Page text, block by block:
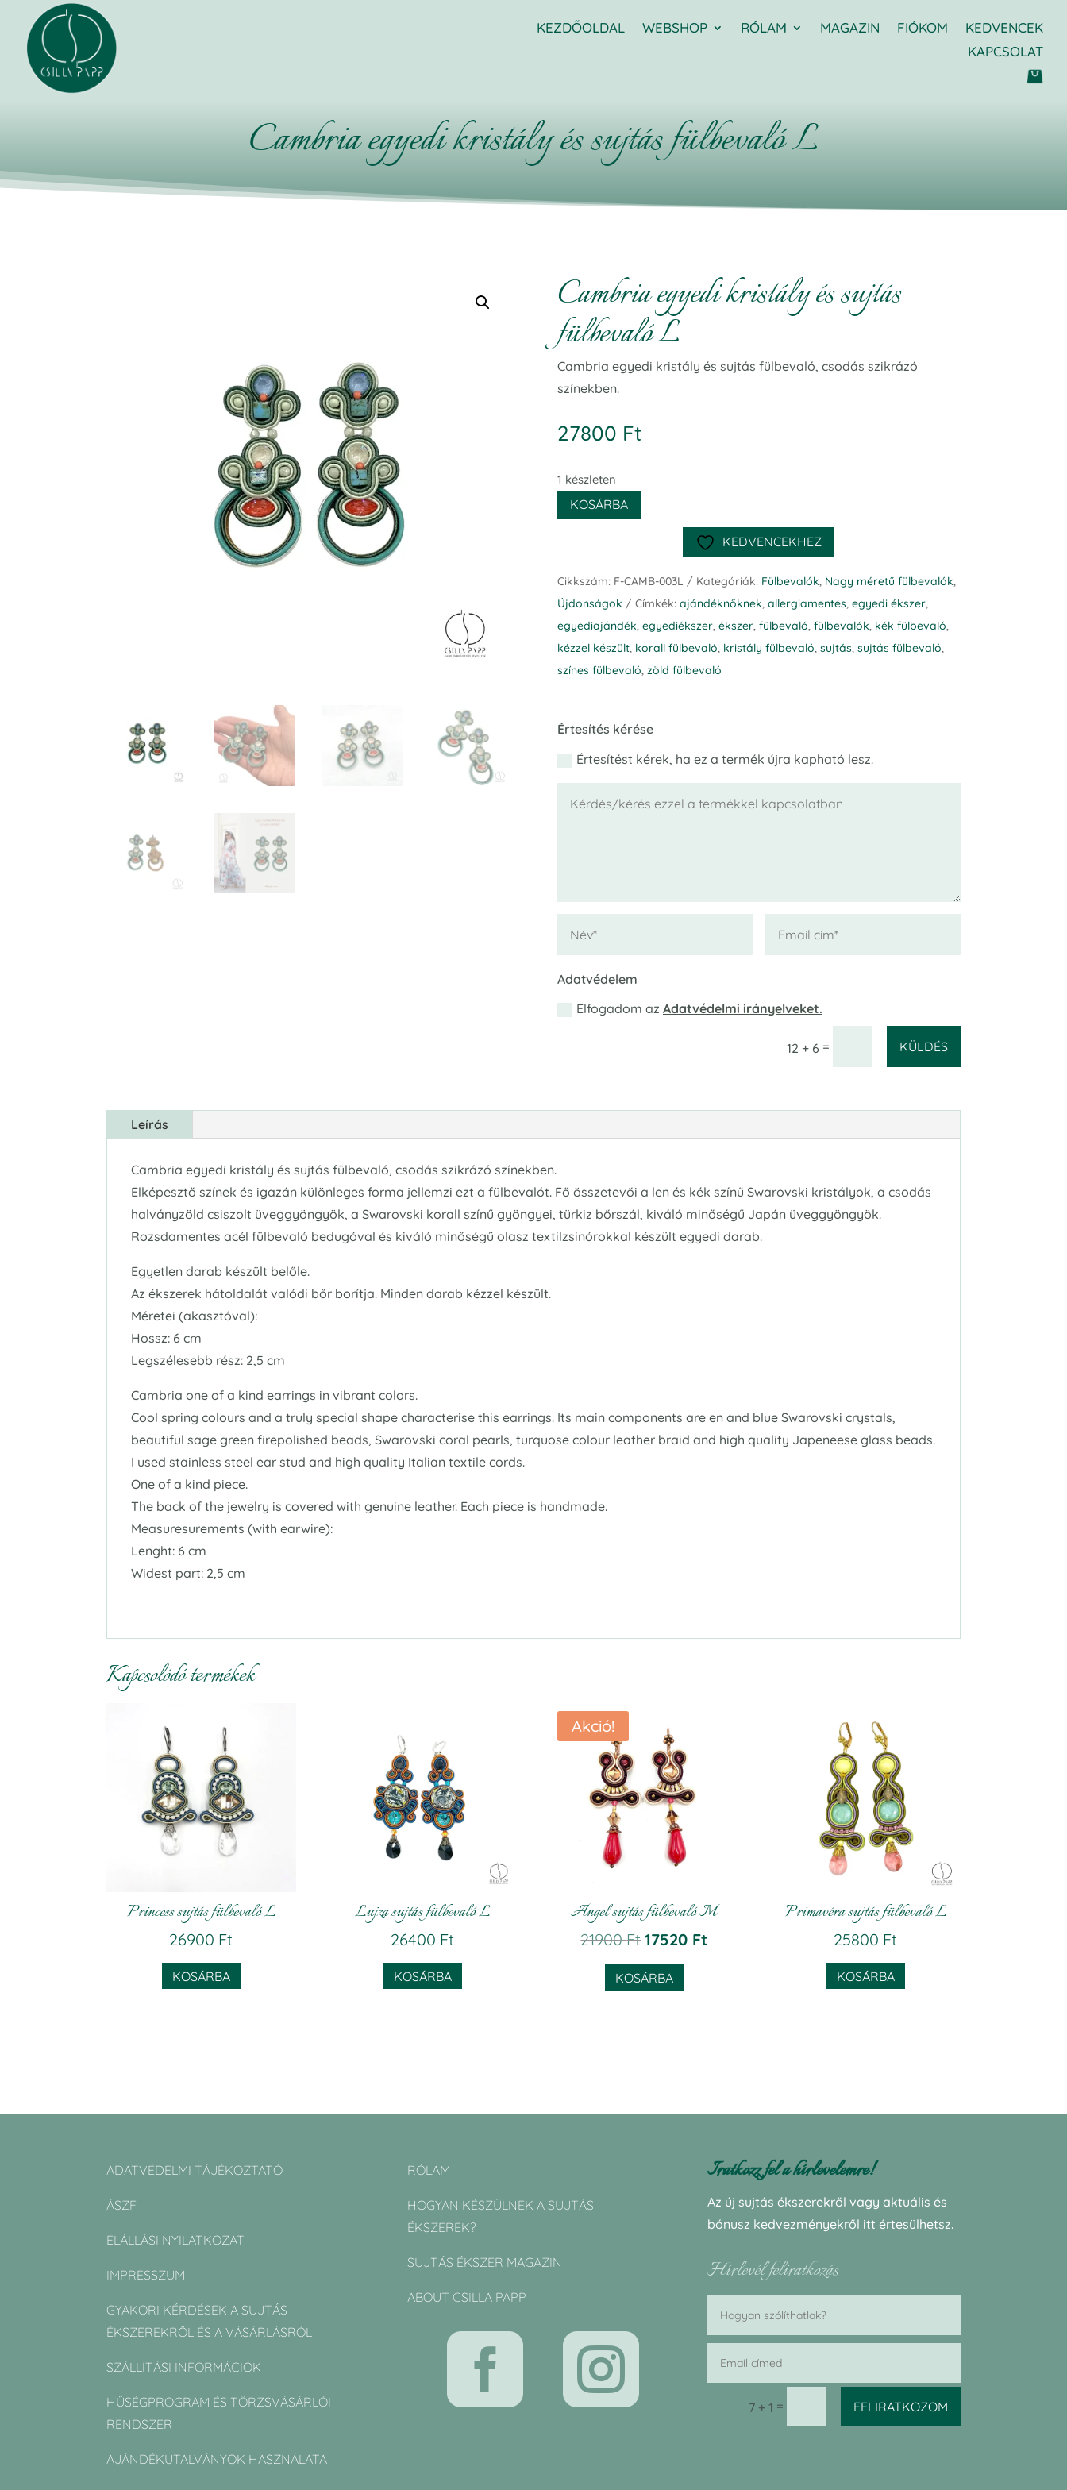
KEZDŐOLDAL WEBSHOP RÓLAM MAGAZIN FIÓKOM
KEDVENCEK
KAPCSOLAT
Cambria egyedi kristály és sujtás fülbevaló L
Cambria egyedi kristály és sujtás
fülbevaló L
Cambria egyedi kristály és sujtás fülbevaló, csodás szikrázó
színekben.
27800 Ft
1 készleten
KOSÁRBA
KEDVENCEKHEZ
Cikkszám: F-CAMB-003L Kategóriák: Fülbevalók, Nagy méretű fülbevalók,
Újdonságok
Címkék: ajándéknőknek, allergiamentes, egyedi ékszer,
egyediajándék, egyediékszer, ékszer, fülbevaló, fülbevalók, kék fülbevaló,
kézzel készült, korall fülbevaló, kristály fülbevaló, sujtás, sujtás fülbevaló,
színes fülbevaló, zöld fülbevaló
Értesítés kérése
Értesítést kérek, ha ez a termék újra kapható lesz.
Adatvédelem
Elfogadom az Adatvédelmi irányelveket.
12 + 6= KÜLDÉS
Leírás
Cambria egyedi kristály és sujtás fülbevaló, csodás szikrázó színekben.
Elképesztő színek és igazán különleges forma jellemzi ezt a fülbevalót. Fő összetevői a len és kék színű Swarovski kristályok, a csodás
halványzöld csiszolt üveggyöngyök, a Swarovski korall színű gyöngyei, türkiz bőrszál, kiváló minőségű Japán üveggyöngyök.
Rozsdamentes acél fülbevaló bedugóval és kiváló minőségű olasz textilzsinórokkal készült egyedi darab.
Egyetlen darab készült belőle.
Az ékszerek hátoldalát valódi bőr borítja. Minden darab kézzel készült.
Méretei (akasztóval):
Hossz: 6 cm
Legszélesebb rész: 2,5 cm
Cambria one of a kind earrings in vibrant colors.
Cool spring colours and a truly special shape characterise this earrings. Its main components are en and blue Swarovski crystals,
beautiful sage green firepolished beads, Swarovski coral pearls, turquose colour leather braid and high quality Japeneese glass beads.
I used stainless steel ear stud and high quality Italian textile cords.
One of a kind piece.
The back of the jewelry is covered with genuine leather. Each piece is handmade.
Measuresurements (with earwire):
Lenght: 6 cm
Widest part: 2,5 cm
Kapcsolódó termékek
Princess sujtás fülbevaló L
26900 Ft
KOSÁRBA
Lujza sujtás fülbevaló L
26400 Ft
KOSÁRBA
Akció!
Angel sujtás fülbevaló M
21900FtOriginal
was:
17520 FtCurrent
KOSÁRBA
Primavéra sujtás fülbevaló L
25800 Ft
KOSÁRBA
ADATVÉDELMI TÁJÉKOZTATÓ
ÁSZF
ELÁLLÁSI NYILATKOZAT
IMPRESSZUM
GYAKORI KÉRDÉSEK A SUJTÁS
ÉKSZEREKRŐL ÉS A VÁSÁRLÁSRÓL
SZÁLLÍTÁSI INFORMÁCIÓK
HŰSÉGPROGRAM ÉS TÖRZSVÁSÁRLÓI
RENDSZER
AJÁNDÉKUTALVÁNYOK HASZNÁLATA
RÓLAM
HOGYAN KÉSZÜLNEK A SUJTÁS
ÉKSZEREK?
SUJTÁS ÉKSZER MAGAZIN
ABOUT CSILLA PAPP
 
Iratkozz fel a hírlevelemre!
Az új sujtás ékszerekről vagy aktuális és
bónusz kedvezményekről itt értesülhetsz.
Hírlevél feliratkozás
7 + 1 = FELIRATKOZOM